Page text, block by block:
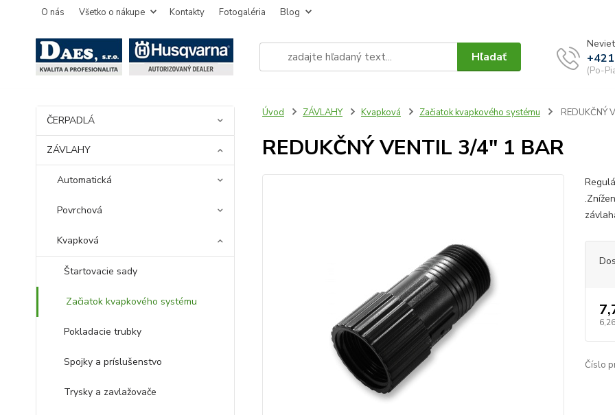
O nás Všetko o nákupe Kontakty Fotogaléria Blog
Hľadať
(Po-
ČERPADLÁ
ZÁVLAHY
Automatická
Povrchová
Kvapková
Štartovacie sady
Začiatok kvapkového systému
Pokladacie trubky
Spojky a príslušenstvo
Trysky a zavlažovače
Úvod ZÁVLAHY Kvapková Začiatok kvapkového systému REDUKČNÝ
REDUKČNÝ VENTIL 3/4" 1 BAR
Číslo